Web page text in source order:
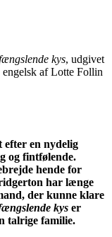
kys, udgivet
engelsk af Lotte Follin
en nydelig
og fintfølende.
hende for
har længe
der kunne klare
kys er
talrige familie.